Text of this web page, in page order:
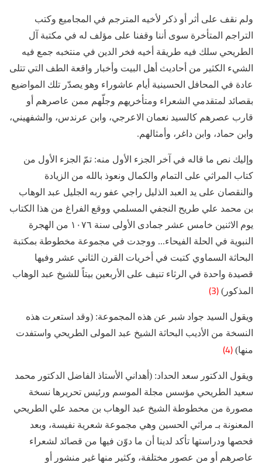
ولم نقف على أثر أو ذكر لأخيه المترجم في المجاميع وكتب
التراجم المتأخرة سوى أننا وقفنا على مؤلف له في مكتبة آل
الطريحي سلك فيه طريقة أخيه فخر الدين في منتخبه جمع فيه
الشيء الكثير من أحاديث أهل البيت وأخبار واقعة الطف التي تتلى
عادة في المحافل الحسينية أيام عاشوراء وهو يصدّر تلك المواضيع
بقصائد لمتقدمي الشعراء ومتأخريهم وجلّهم ممن عاصرهم أو
قارب عصرهم كالسيد نعمان الاعرجي، وابن عرندس، والشفهيني،
وابن حماد، وابن داغر، وأمثالهم.
وإليك نص ما قاله في آخر الجزء الأول منه: تمّ الجزء الأول من
كتاب المراثي على التمام والكمال ونعوذ بالله من الزيادة
والنقصان على يد العبد الذليل راجي عفو ربه الجليل عبد الوهاب
بن محمد علي طريح النجفي المسلمي ووقع الفراغ من هذا الكتاب
يوم الاثنين خامس عشر جمادى الأولى سنة ١٠٧٦ من الهجرة
النبوية في الحلة الفيحاء... ووجدت في مجموعة مخطوطة بمكتبة
البحاثة السماوي كتبت في أخريات القرن الثاني عشر وفيها
قصيدة واحدة في الرثاء تنيف على الأربعين بيتاً للشيخ عبد الوهاب
المذكور) (3)
ويقول السيد جواد شبر عن هذه المجموعة: (وقد استعرت هذه
النسخة من الأديب البحاثة الشيخ عبد المولى الطريحي واستفدت
منها) (4)
ويقول الدكتور سعد الحداد: (أهداني الأستاذ الفاضل الدكتور محمد
سعيد الطريحي مؤسس مجلة الموسم ورئيس تحريرها نسخة
مصورة من مخطوطة الشيخ عبد الوهاب بن محمد علي الطريحي
المعنونة بـ مراثي الحسين وهي مجموعة شعرية نفيسة، وبعد
فحصها ودراستها تأكد لدينا أن ما دوّن فيها من قصائد لشعراء
عاصرهم أو من عصور مختلفة، وكثير منها غير منشور أو